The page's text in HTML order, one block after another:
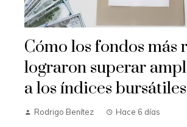
Cómo los fondos más
lograron superar
a los índices bursátiles
Rodrigo Benítez Hace 6 días